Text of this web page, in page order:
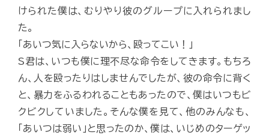
けられた僕は、むりやり彼のグループに入れられまし
た。
「あいつ気に入らないから、殴ってこい！」
S君は、いつも僕に理不尽な命令をしてきます。もちろ
ん、人を殴ったりはしませんでしたが、彼の命令に背く
と、暴力をふるわれることもあったので、僕はいつもビ
クビクしていました。そんな僕を見て、他のみんなも、
「あいつは弱い」と思ったのか、僕は、いじめのターゲッ